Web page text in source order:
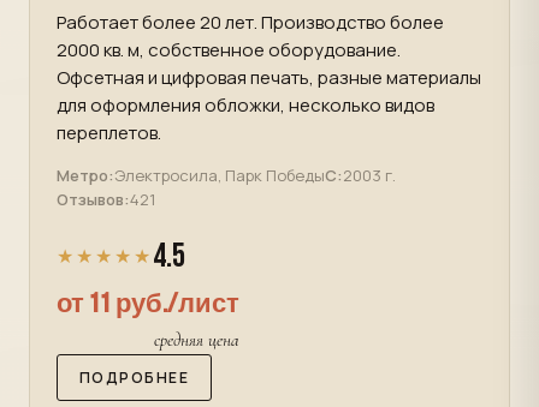
Работает более 20 лет. Производство более
2000 кв. м, собственное оборудование.
Офсетная и цифровая печать, разные материалы
для оформления обложки, несколько видов
переплетов.
Метро:Электросила, Парк ПобедыС:2003 г.
Отзывов:421
★★★★★ 4.5
от 11 руб./лист
средняя цена
ПОДРОБНЕЕ